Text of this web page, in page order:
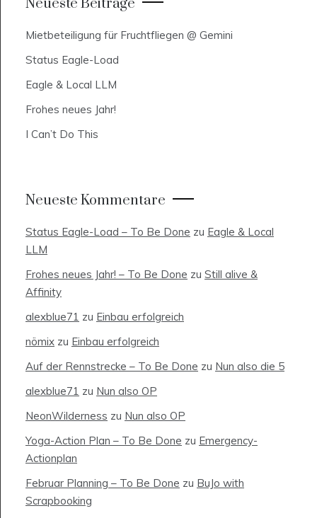
Neueste Beiträge
Mietbeteiligung für Fruchtfliegen @ Gemini
Status Eagle-Load
Eagle & Local LLM
Frohes neues Jahr!
I Can’t Do This
Neueste Kommentare
Status Eagle-Load – To Be Done zu Eagle & Local
LLM
Frohes neues Jahr! – To Be Done zu Still alive &
Affinity
alexblue71 zu Einbau erfolgreich
nömix zu Einbau erfolgreich
Auf der Rennstrecke – To Be Done zu Nun also die 5
alexblue71 zu Nun also OP
NeonWilderness zu Nun also OP
Yoga-Action Plan – To Be Done zu Emergency-
Actionplan
Februar Planning – To Be Done zu BuJo with
Scrapbooking